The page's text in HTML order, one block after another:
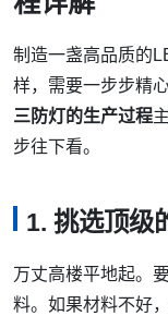
制造一盏高品质的
样，需要一步步精
三防灯的生产过程
步往下看。
1. 挑选顶级
万丈高楼平地起。
料。如果材料不好